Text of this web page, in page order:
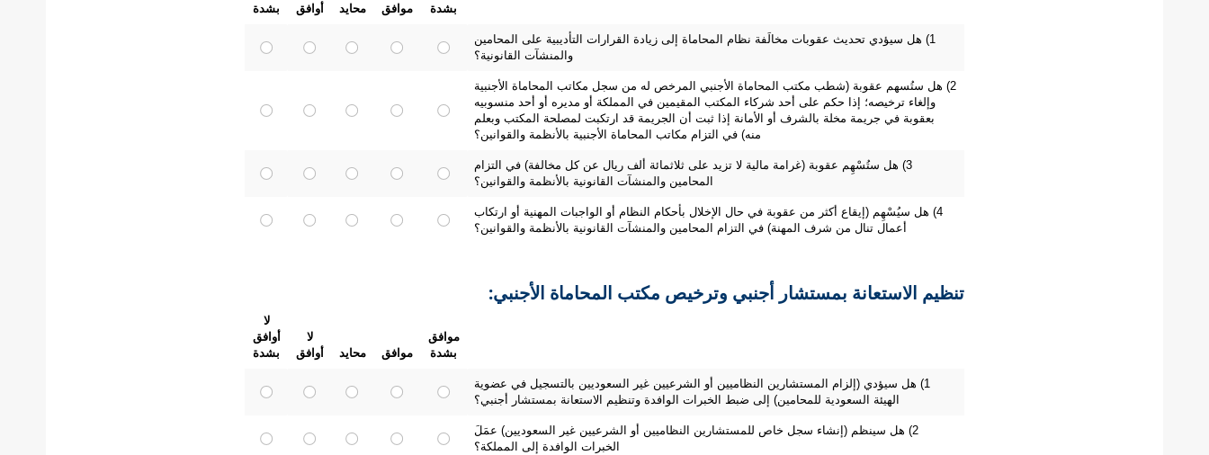
بشدة
موافق محايد
أوافق
بشدة
1) هل سيؤدي تحديث عقوبات مخالَفة نظام المحاماة إلى زيادة القرارات التأديبية على المحامين
والمنشآت القانونية؟
2) هل ستُسهم عقوبة (شطب مكتب المحاماة الأجنبي المرخص له من سجل مكاتب المحاماة الأجنبية
وإلغاء ترخيصه؛ إذا حكم على أحد شركاء المكتب المقيمين في المملكة أو مديره أو أحد منسوبيه
بعقوبة في جريمة مخلة بالشرف أو الأمانة إذا ثبت أن الجريمة قد ارتكبت لمصلحة المكتب وبعلم
منه) في التزام مكاتب المحاماة الأجنبية بالأنظمة والقوانين؟
3) هل ستُسْهِم عقوبة (غرامة مالية لا تزيد على ثلاثمائة ألف ريال عن كل مخالفة) في التزام
المحامين والمنشآت القانونية بالأنظمة والقوانين؟
4) هل سيُسْهِم (إيقاع أكثر من عقوبة في حال الإخلال بأحكام النظام أو الواجبات المهنية أو ارتكاب
أعمال تنال من شرف المهنة) في التزام المحامين والمنشآت القانونية بالأنظمة والقوانين؟
تنظيم الاستعانة بمستشار أجنبي وترخيص مكتب المحاماة الأجنبي:
موافق
بشدة
موافق محايد
لا
أوافق
لا
أوافق
بشدة
1) هل سيؤدي (إلزام المستشارين النظاميين أو الشرعيين غير السعوديين بالتسجيل في عضوية
الهيئة السعودية للمحامين) إلى ضبط الخبرات الوافدة وتنظيم الاستعانة بمستشار أجنبي؟
2) هل سينظم (إنشاء سجل خاص للمستشارين النظاميين أو الشرعيين غير السعوديين) عمَلَ
الخبرات الوافدة إلى المملكة؟